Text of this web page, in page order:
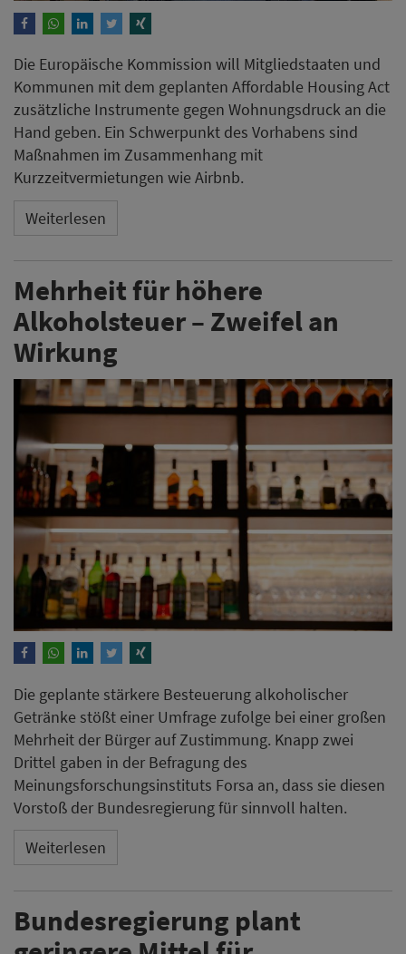
Die Europäische Kommission will Mitgliedstaaten und
Kommunen mit dem geplanten Affordable Housing Act
zusätzliche Instrumente gegen Wohnungsdruck an die
Hand geben. Ein Schwerpunkt des Vorhabens sind
Maßnahmen im Zusammenhang mit
Kurzzeitvermietungen wie Airbnb.
Weiterlesen
Mehrheit für höhere
Alkoholsteuer – Zweifel an
Wirkung
Die geplante stärkere Besteuerung alkoholischer
Getränke stößt einer Umfrage zufolge bei einer großen
Mehrheit der Bürger auf Zustimmung. Knapp zwei
Drittel gaben in der Befragung des
Meinungsforschungsinstituts Forsa an, dass sie diesen
Vorstoß der Bundesregierung für sinnvoll halten.
Weiterlesen
Bundesregierung plant